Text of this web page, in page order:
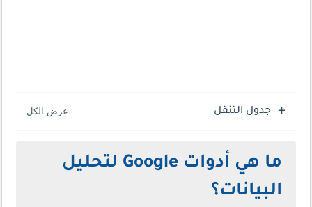
جدول التنقل
ما هي أدوات Google لتحليل
البيانات؟